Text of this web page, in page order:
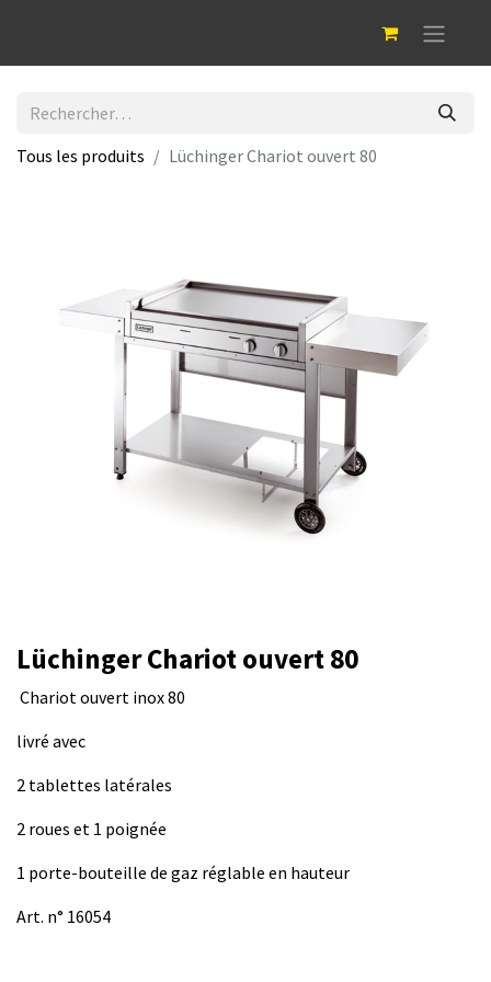
Tous les produits Lüchinger Chariot ouvert 80
Lüchinger Chariot ouvert 80
Chariot ouvert inox 80
livré avec
2 tablettes latérales
2 roues et 1 poignée
1 porte-bouteille de gaz réglable en hauteur
Art. n° 16054